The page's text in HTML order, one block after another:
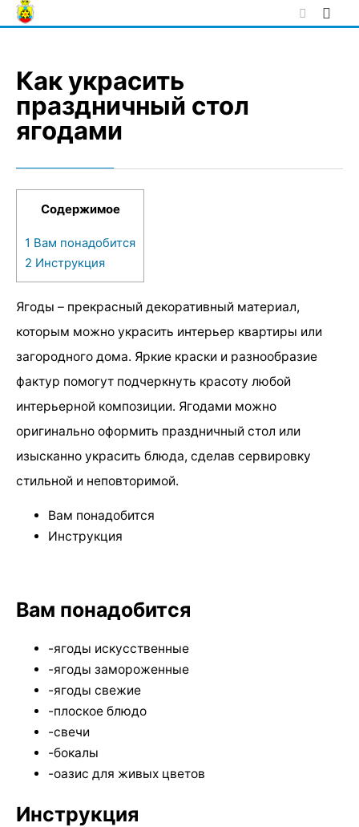
Skip
to
Как украсить
праздничный стол
ягодами
Содержимое
1 Вам понадобится
2 Инструкция
Ягоды – прекрасный декоративный материал,
которым можно украсить интерьер квартиры или
загородного дома. Яркие краски и разнообразие
фактур помогут подчеркнуть красоту любой
интерьерной композиции. Ягодами можно
оригинально оформить праздничный стол или
изысканно украсить блюда, сделав сервировку
стильной и неповторимой.
Вам понадобится
Инструкция
Вам понадобится
-ягоды искусственные
-ягоды замороженные
-ягоды свежие
-плоское блюдо
-свечи
-бокалы
-оазис для живых цветов
Инструкция